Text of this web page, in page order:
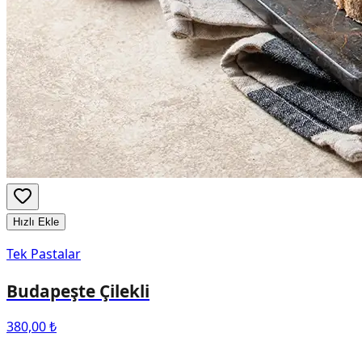
Hızlı Ekle
Tek Pastalar
Budapeşte Çilekli
380,00 ₺